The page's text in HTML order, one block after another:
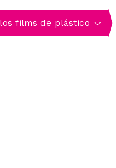
films de plástico